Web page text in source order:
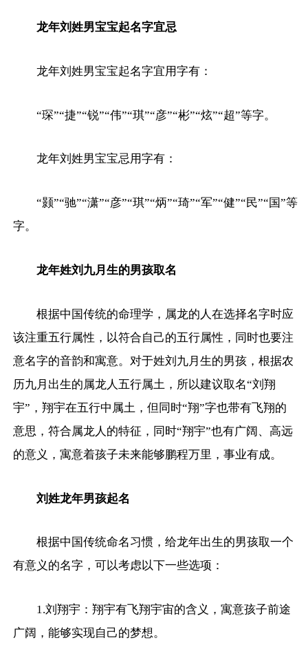
龙年刘姓男宝宝起名字宜忌
龙年刘姓男宝宝起名字宜用字有：
“琛”“捷”“锐”“伟”“琪”“彦”“彬”“炫”“超”等字。
龙年刘姓男宝宝忌用字有：
“颢”“驰”“潇”“彦”“琪”“炳”“琦”“军”“健”“民”“国”等
字。
龙年姓刘九月生的男孩取名
根据中国传统的命理学，属龙的人在选择名字时应
该注重五行属性，以符合自己的五行属性，同时也要注
意名字的音韵和寓意。对于姓刘九月生的男孩，根据农
历九月出生的属龙人五行属土，所以建议取名“刘翔
宇”，翔宇在五行中属土，但同时“翔”字也带有飞翔的
意思，符合属龙人的特征，同时“翔宇”也有广阔、高远
的意义，寓意着孩子未来能够鹏程万里，事业有成。
刘姓龙年男孩起名
根据中国传统命名习惯，给龙年出生的男孩取一个
有意义的名字，可以考虑以下一些选项：
1.刘翔宇：翔宇有飞翔宇宙的含义，寓意孩子前途
广阔，能够实现自己的梦想。